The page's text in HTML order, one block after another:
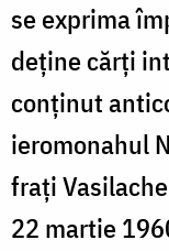
se exprima
deține cărți
conținut
ieromonahul
frați
22 martie